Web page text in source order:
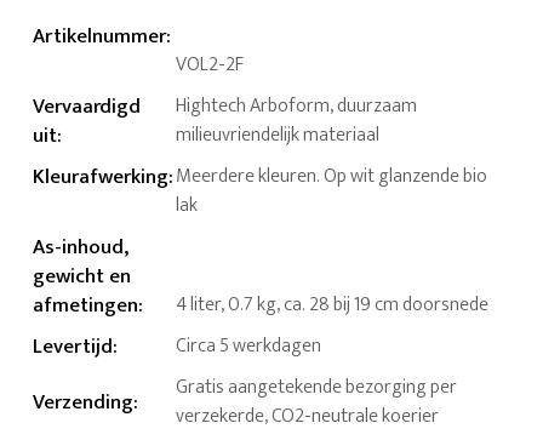
Artikelnummer:
VOL2-2F
Vervaardigd
uit:
Hightech Arboform, duurzaam
milieuvriendelijk materiaal
Kleurafwerking:Meerdere kleuren. Op wit glanzende bio
lak
As-inhoud,
gewicht en
afmetingen: 4 liter, 0.7 kg, ca. 28 bij 19 cm doorsnede
Levertijd: Circa 5 werkdagen
Verzending:
Gratis aangetekende bezorging per
verzekerde, CO2-neutrale koerier